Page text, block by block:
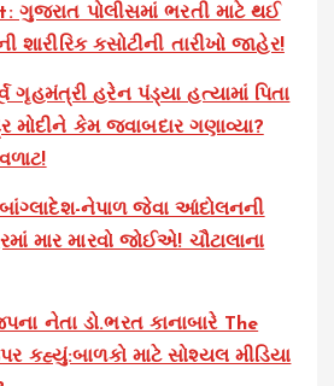
ગુજરાત પોલીસમાં ભરતી માટે થઈ
શારીરિક કસોટીની તારીખો જાહેર!
ગૃહમંત્રી હરેન પંડ્યા હત્યામાં પિતા
મોદીને કેમ જવાબદાર ગણાવ્યા?
નેપાળ જેવા આંદોલનની
માર મારવો જોઈએ! ચૌટાલાના
નેતા ડો.ભરત કાનાબારે The
કહ્યું:બાળકો માટે સોશ્યલ મીડિયા